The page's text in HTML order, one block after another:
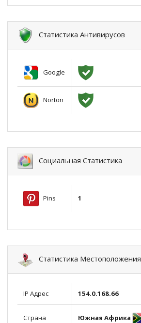
Статистика Антивирусов
Google
Norton
Социальная Статистика
Pins 1
Статистика Местоположения
IP Адрес 154.0.168.66
Страна Южная Африка